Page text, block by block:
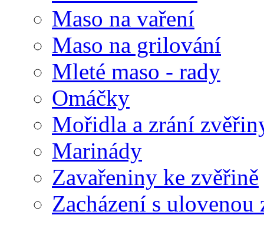
Maso na vaření
Maso na grilování
Mleté maso - rady
Omáčky
Mořidla a zrání
Marinády
Zavařeniny ke zvěřině
Zacházení s ulovenou